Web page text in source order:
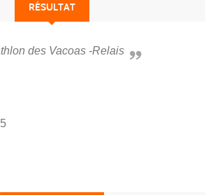
RÉSULTAT
des Vacoas -Relais